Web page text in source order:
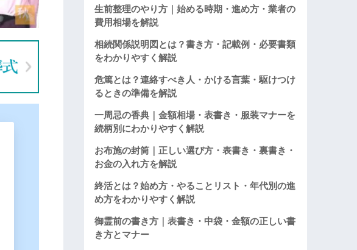
生前整理のやり方｜始める時期・進め方・業者の
費用相場を解説
相続関係説明図とは？書き方・記載例・必要書類
をわかりやすく解説
危篤とは？連絡すべき人・かける言葉・駆けつけ
るときの準備を解説
一周忌の香典｜金額相場・表書き・服装マナーを
続柄別にわかりやすく解説
お布施の封筒｜正しい選び方・表書き・裏書き・
お金の入れ方を解説
終活とは？始め方・やることリスト・年代別の進
め方をわかりやすく解説
御霊前の書き方｜表書き・中袋・金額の正しい書
き方とマナー